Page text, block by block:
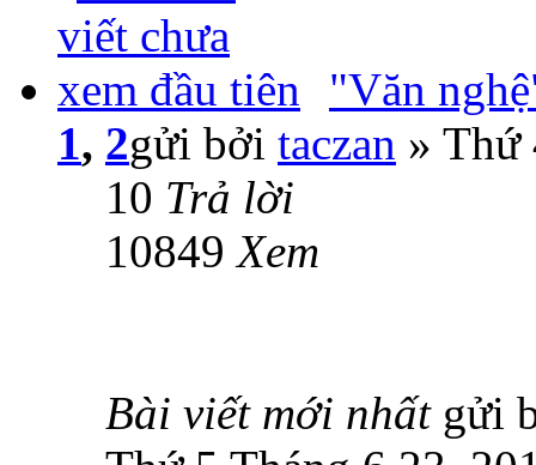
"Văn
1, 2gửi bởi taczan » Thứ
10 Trả lời
10849Xem
Bài viết mới nhất gửi